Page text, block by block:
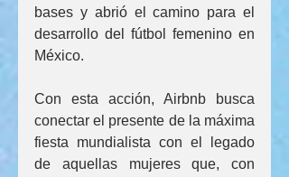
bases y abrió el camino para el
desarrollo del fútbol femenino en
México.
Con esta acción, Airbnb busca
conectar el presente de la máxima
fiesta mundialista con el legado
de aquellas mujeres que, con